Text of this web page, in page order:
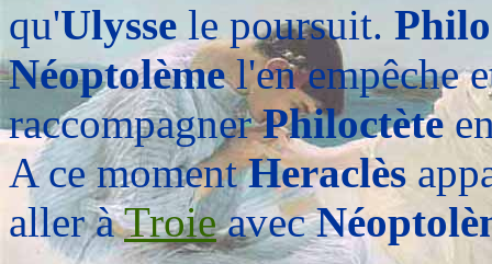
qu'Ulysse le poursuit.
Néoptolèmel'en empêche
raccompagnerPhiloctète
A ce momentHeraclès
aller àTroieavec